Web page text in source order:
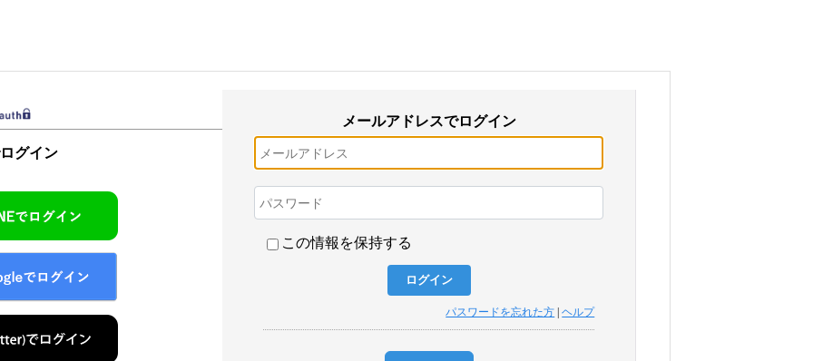
グイン
メールアドレスでログイン
この情報を保持する
パスワードを忘れた方 |ヘルプ